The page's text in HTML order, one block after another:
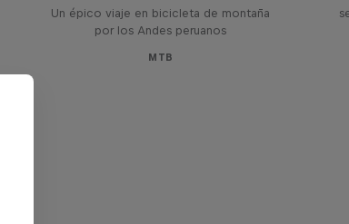
Un épico viaje en bicicleta de montaña
por los Andes peruanos
MTB